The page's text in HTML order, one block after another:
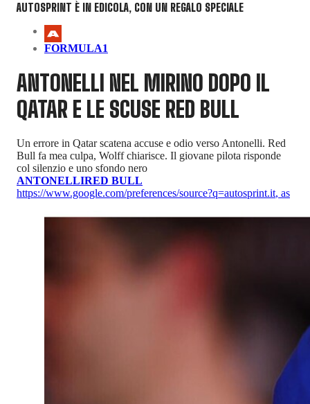
AUTOSPRINT È IN EDICOLA, CON UN REGALO SPECIALE
FORMULA1
ANTONELLI NEL MIRINO DOPO IL
QATAR E LE SCUSE RED BULL
Un errore in Qatar scatena accuse e odio verso Antonelli. Red
Bull fa mea culpa, Wolff chiarisce. Il giovane pilota risponde
col silenzio e uno sfondo nero
ANTONELLIRED BULL
https://www.google.com/preferences/source?q=autosprint.it, as